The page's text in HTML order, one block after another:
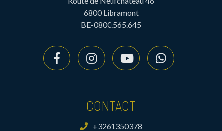
6800 Libramont
BE-0800.565.645
CONTACT
+3261350378